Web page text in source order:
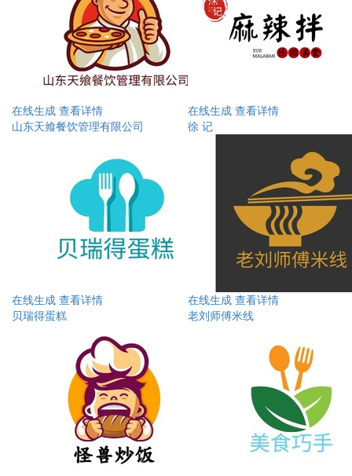
在线生成 查看详情
山东天飨餐饮管理有限公司
在线生成 查看详情
徐 记
在线生成 查看详情
贝瑞得蛋糕
在线生成 查看详情
老刘师傅米线